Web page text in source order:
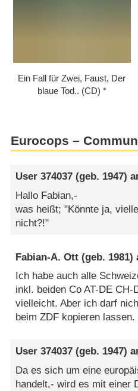
Ein Fall für Zwei, Faust, Der
blaue Tod.. (CD)
Eurocops –
User 374037 (geb. 1947)
Hallo Fabian,-
was heißt; "Könnte ja,
nicht?!"
Fabian-A. Ott (geb.
Ich habe auch alle
inkl. beiden Co AT-DE CH-
vielleicht. Aber ich darf
beim ZDF kopieren
User 374037 (geb. 1947)
Da es sich um eine
handelt,- wird es mit einer